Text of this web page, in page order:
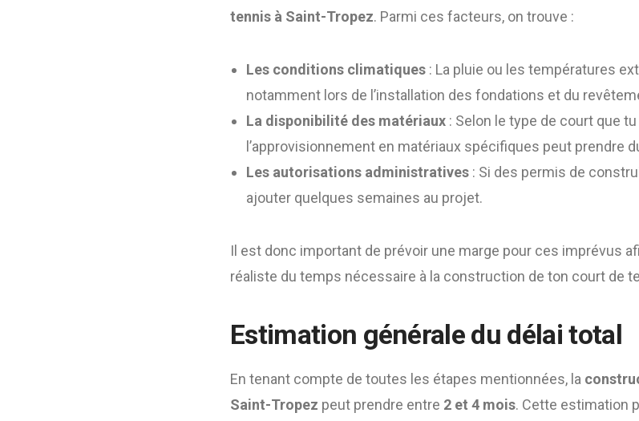
tennis à Saint-Tropez. Parmi ces facteurs, on trouve :
Les conditions climatiques : La pluie ou les températures
notamment lors de l’installation des fondations et du
La disponibilité des matériaux : Selon le type de court que
l’approvisionnement en matériaux spécifiques peut prendre
Les autorisations administratives : Si des permis de
ajouter quelques semaines au projet.
Il est donc important de prévoir une marge pour ces imprévus
réaliste du temps nécessaire à la construction de ton court de
Estimation générale du délai total
En tenant compte de toutes les étapes mentionnées, la
Saint-Tropez peut prendre entre 2 et 4 mois. Cette estimation